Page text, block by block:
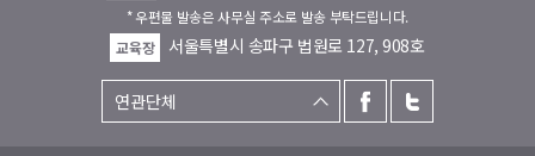
* 우편물 발송은 사무실 주소로 발송 부탁드립니다.
교육장
서울특별시 송파구 법원로 127, 908호